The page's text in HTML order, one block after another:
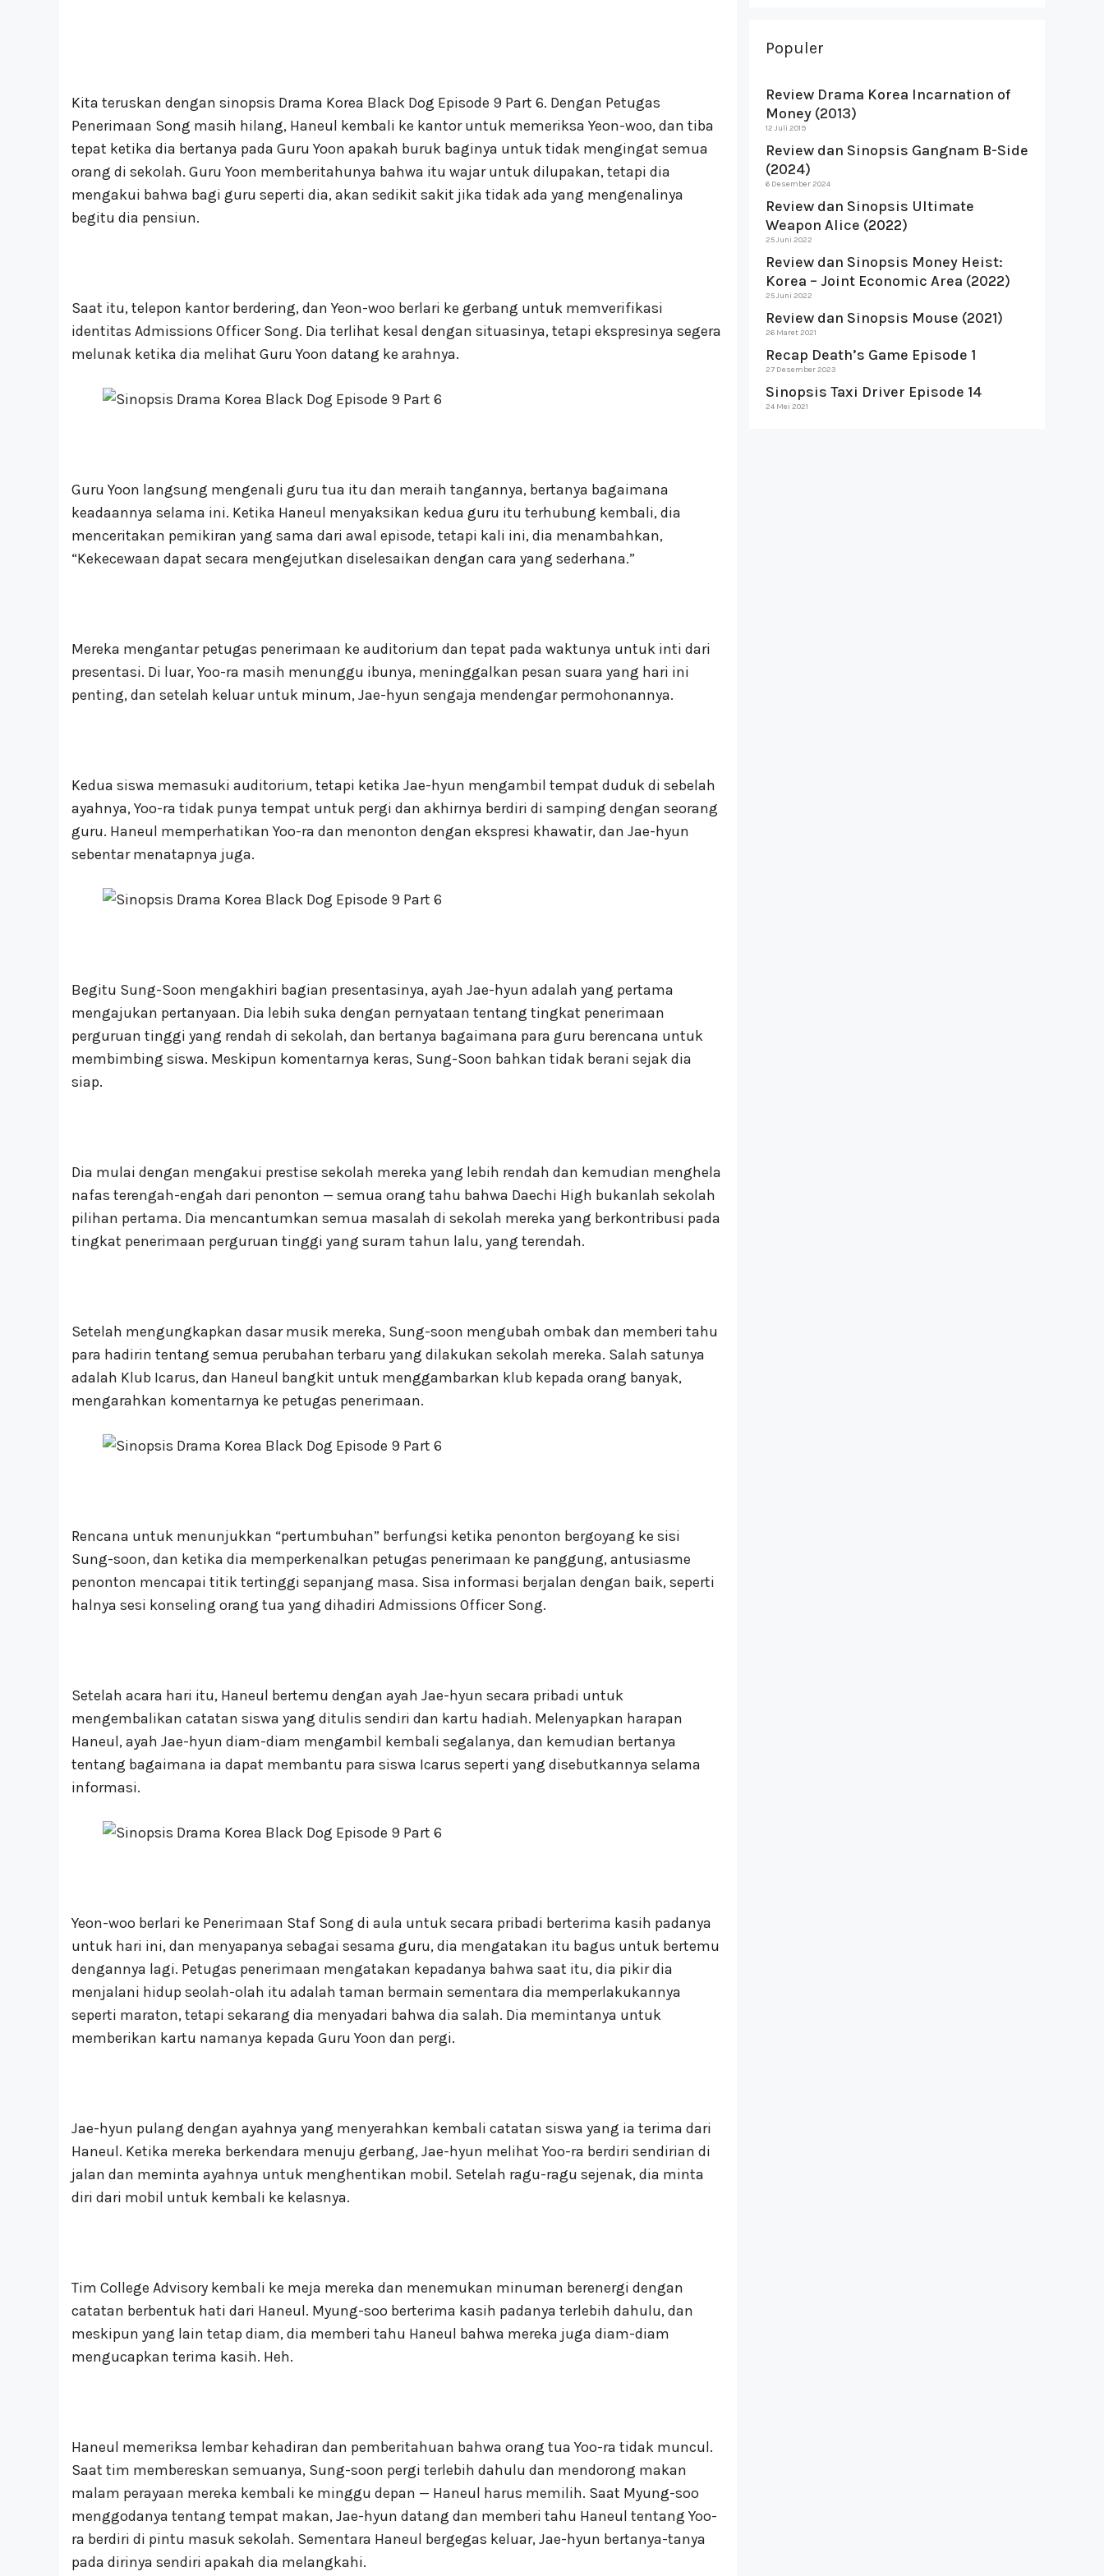
Kita teruskan dengan sinopsis Drama Korea Black Dog Episode 9 Part 6. Dengan Petugas
Penerimaan Song masih hilang, Haneul kembali ke kantor untuk memeriksa Yeon-woo, dan tiba
tepat ketika dia bertanya pada Guru Yoon apakah buruk baginya untuk tidak mengingat semua
orang di sekolah. Guru Yoon memberitahunya bahwa itu wajar untuk dilupakan, tetapi dia
mengakui bahwa bagi guru seperti dia, akan sedikit sakit jika tidak ada yang mengenalinya
begitu dia pensiun.
Saat itu, telepon kantor berdering, dan Yeon-woo berlari ke gerbang untuk memverifikasi
identitas Admissions Officer Song. Dia terlihat kesal dengan situasinya, tetapi ekspresinya segera
melunak ketika dia melihat Guru Yoon datang ke arahnya.
Guru Yoon langsung mengenali guru tua itu dan meraih tangannya, bertanya bagaimana
keadaannya selama ini. Ketika Haneul menyaksikan kedua guru itu terhubung kembali, dia
menceritakan pemikiran yang sama dari awal episode, tetapi kali ini, dia menambahkan,
“Kekecewaan dapat secara mengejutkan diselesaikan dengan cara yang sederhana.”
Mereka mengantar petugas penerimaan ke auditorium dan tepat pada waktunya untuk inti dari
presentasi. Di luar, Yoo-ra masih menunggu ibunya, meninggalkan pesan suara yang hari ini
penting, dan setelah keluar untuk minum, Jae-hyun sengaja mendengar permohonannya.
Kedua siswa memasuki auditorium, tetapi ketika Jae-hyun mengambil tempat duduk di sebelah
ayahnya, Yoo-ra tidak punya tempat untuk pergi dan akhirnya berdiri di samping dengan seorang
guru. Haneul memperhatikan Yoo-ra dan menonton dengan ekspresi khawatir, dan Jae-hyun
sebentar menatapnya juga.
Begitu Sung-Soon mengakhiri bagian presentasinya, ayah Jae-hyun adalah yang pertama
mengajukan pertanyaan. Dia lebih suka dengan pernyataan tentang tingkat penerimaan
perguruan tinggi yang rendah di sekolah, dan bertanya bagaimana para guru berencana untuk
membimbing siswa. Meskipun komentarnya keras, Sung-Soon bahkan tidak berani sejak dia
siap.
Dia mulai dengan mengakui prestise sekolah mereka yang lebih rendah dan kemudian menghela
nafas terengah-engah dari penonton — semua orang tahu bahwa Daechi High bukanlah sekolah
pilihan pertama. Dia mencantumkan semua masalah di sekolah mereka yang berkontribusi pada
tingkat penerimaan perguruan tinggi yang suram tahun lalu, yang terendah.
Setelah mengungkapkan dasar musik mereka, Sung-soon mengubah ombak dan memberi tahu
para hadirin tentang semua perubahan terbaru yang dilakukan sekolah mereka. Salah satunya
adalah Klub Icarus, dan Haneul bangkit untuk menggambarkan klub kepada orang banyak,
mengarahkan komentarnya ke petugas penerimaan.
Rencana untuk menunjukkan “pertumbuhan” berfungsi ketika penonton bergoyang ke sisi
Sung-soon, dan ketika dia memperkenalkan petugas penerimaan ke panggung, antusiasme
penonton mencapai titik tertinggi sepanjang masa. Sisa informasi berjalan dengan baik, seperti
halnya sesi konseling orang tua yang dihadiri Admissions Officer Song.
Setelah acara hari itu, Haneul bertemu dengan ayah Jae-hyun secara pribadi untuk
mengembalikan catatan siswa yang ditulis sendiri dan kartu hadiah. Melenyapkan harapan
Haneul, ayah Jae-hyun diam-diam mengambil kembali segalanya, dan kemudian bertanya
tentang bagaimana ia dapat membantu para siswa Icarus seperti yang disebutkannya selama
informasi.
Yeon-woo berlari ke Penerimaan Staf Song di aula untuk secara pribadi berterima kasih padanya
untuk hari ini, dan menyapanya sebagai sesama guru, dia mengatakan itu bagus untuk bertemu
dengannya lagi. Petugas penerimaan mengatakan kepadanya bahwa saat itu, dia pikir dia
menjalani hidup seolah-olah itu adalah taman bermain sementara dia memperlakukannya
seperti maraton, tetapi sekarang dia menyadari bahwa dia salah. Dia memintanya untuk
memberikan kartu namanya kepada Guru Yoon dan pergi.
Jae-hyun pulang dengan ayahnya yang menyerahkan kembali catatan siswa yang ia terima dari
Haneul. Ketika mereka berkendara menuju gerbang, Jae-hyun melihat Yoo-ra berdiri sendirian di
jalan dan meminta ayahnya untuk menghentikan mobil. Setelah ragu-ragu sejenak, dia minta
diri dari mobil untuk kembali ke kelasnya.
Tim College Advisory kembali ke meja mereka dan menemukan minuman berenergi dengan
catatan berbentuk hati dari Haneul. Myung-soo berterima kasih padanya terlebih dahulu, dan
meskipun yang lain tetap diam, dia memberi tahu Haneul bahwa mereka juga diam-diam
mengucapkan terima kasih. Heh.
Haneul memeriksa lembar kehadiran dan pemberitahuan bahwa orang tua Yoo-ra tidak muncul.
Saat tim membereskan semuanya, Sung-soon pergi terlebih dahulu dan mendorong makan
malam perayaan mereka kembali ke minggu depan — Haneul harus memilih. Saat Myung-soo
menggodanya tentang tempat makan, Jae-hyun datang dan memberi tahu Haneul tentang Yoo-
ra berdiri di pintu masuk sekolah. Sementara Haneul bergegas keluar, Jae-hyun bertanya-tanya
pada dirinya sendiri apakah dia melangkahi.
Populer
Review Drama Korea Incarnation of
Money (2013)
12 Juli 2019
Review dan Sinopsis Gangnam B-Side
(2024)
6 Desember 2024
Review dan Sinopsis Ultimate
Weapon Alice (2022)
25 Juni 2022
Review dan Sinopsis Money Heist:
Korea – Joint Economic Area (2022)
25 Juni 2022
Review dan Sinopsis Mouse (2021)
26 Maret 2021
Recap Death’s Game Episode 1
27 Desember 2023
Sinopsis Taxi Driver Episode 14
24 Mei 2021